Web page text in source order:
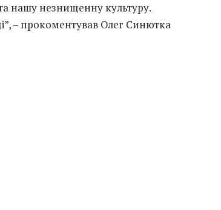
нашу незнищенну культуру.
– прокоментував Олег Синютка